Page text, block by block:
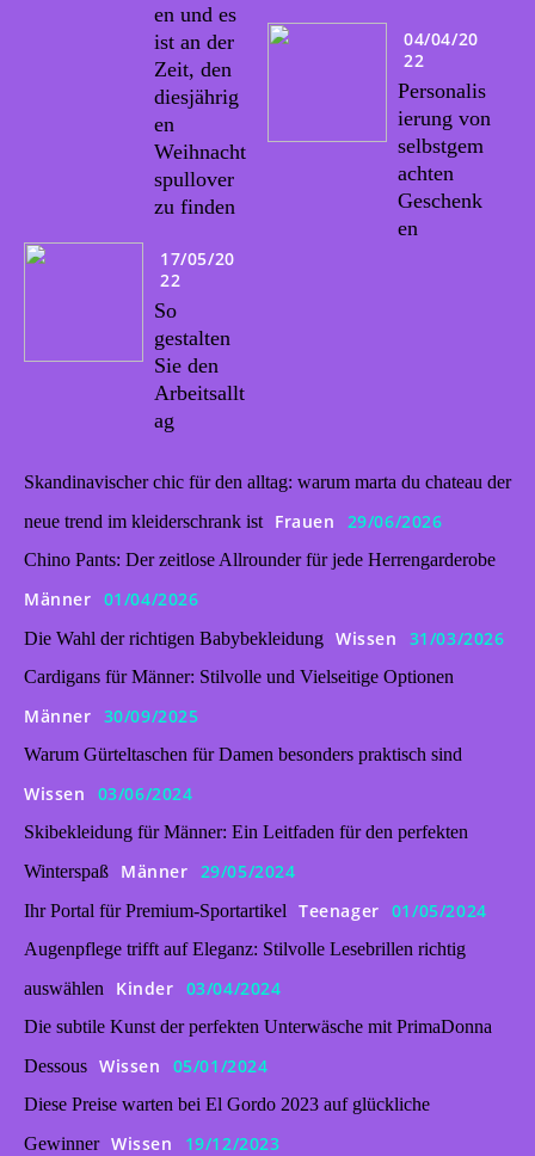
en und es
ist an der
Zeit, den
diesjährig
en
Weihnacht
spullover
zu finden
17/05/20
22
So
gestalten
Sie den
Arbeitsallt
ag
04/04/20
22
Personalis
ierung von
selbstgem
achten
Geschenk
en
Skandinavischer chic für den alltag: warum marta du chateau der
neue trend im kleiderschrank ist
Frauen 29/06/2026
Chino Pants: Der zeitlose Allrounder für jede Herrengarderobe
Männer 01/04/2026
Die Wahl der richtigen Babybekleidung Wissen 31/03/2026
Cardigans für Männer: Stilvolle und Vielseitige Optionen
Männer 30/09/2025
Warum Gürteltaschen für Damen besonders praktisch sind
Wissen 03/06/2024
Skibekleidung für Männer: Ein Leitfaden für den perfekten
Winterspaß
Männer 29/05/2024
Ihr Portal für Premium-Sportartikel Teenager 01/05/2024
Augenpflege trifft auf Eleganz: Stilvolle Lesebrillen richtig
auswählen
Kinder 03/04/2024
Die subtile Kunst der perfekten Unterwäsche mit PrimaDonna
Dessous Wissen 05/01/2024
Diese Preise warten bei El Gordo 2023 auf glückliche
Gewinner Wissen 19/12/2023